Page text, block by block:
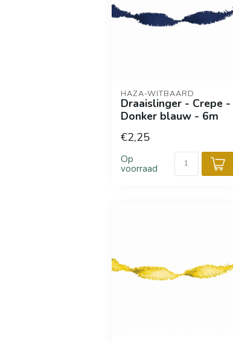
HAZA-WITBAARD
Draaislinger - Crepe -
Donker blauw - 6m
€2,25
Op
voorraad